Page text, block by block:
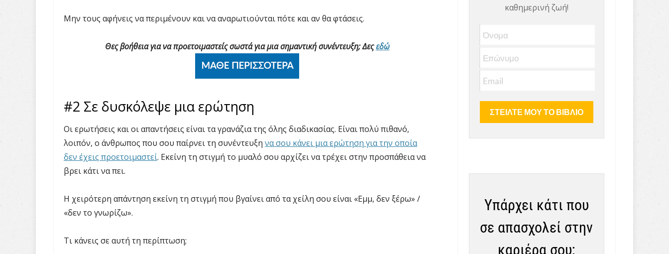
Μην τους αφήνεις να περιμένουν και να αναρωτιούνται πότε και αν θα φτάσεις.
Θες βοήθεια για να προετοιμαστείς σωστά για μια σημαντική συνέντευξη; Δεςεδώ
#2 Σε δυσκόλεψε μια ερώτηση
Οι ερωτήσεις και οι απαντήσεις είναι τα γρανάζια της όλης διαδικασίας. Είναι πολύ πιθανό,
λοιπόν, ο άνθρωπος που σου παίρνει τη συνέντευξη να σου κάνει μια ερώτηση για την οποία
δεν έχεις προετοιμαστεί. Εκείνη τη στιγμή το μυαλό σου αρχίζει να τρέχει στην προσπάθεια να
βρει κάτι να πει.
Η χειρότερη απάντηση εκείνη τη στιγμή που βγαίνει από τα χείλη σου είναι «Εμμ, δεν ξέρω» /
«δεν το γνωρίζω».
Τι κάνεις σε αυτή τη περίπτωση;
καθημερινή ζωή!
Υπάρχει κάτι που
σε απασχολεί στην
καριέρα σου;